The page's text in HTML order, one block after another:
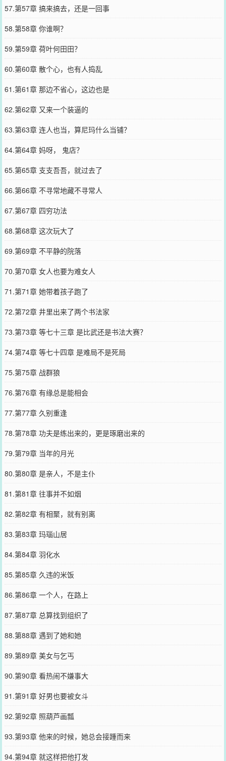
57.第57章 搞来搞去，还是一回事
58.第58章 你谁啊？
59.第59章 荷叶何田田？
60.第60章 散个心，也有人捣乱
61.第61章 那边不省心，这边也是
62.第62章 又来一个装逼的
63.第63章 连人也当，算尼玛什么当铺？
64.第64章 妈呀， 鬼店？
65.第65章 支支吾吾，就过去了
66.第66章 不寻常地藏不寻常人
67.第67章 四穷功法
68.第68章 这次玩大了
69.第69章 不平静的院落
70.第70章 女人也要为难女人
71.第71章 她带着孩子跑了
72.第72章 井里出来了两个书法家
73.第73章 等七十三章 是比武还是书法大赛？
74.第74章 等七十四章 是难局不是死局
75.第75章 战群狼
76.第76章 有缘总是能相会
77.第77章 久别重逢
78.第78章 功夫是练出来的，更是琢磨出来的
79.第79章 当年的月光
80.第80章 是亲人，不是主仆
81.第81章 往事并不如烟
82.第82章 有相聚，就有别离
83.第83章 玛瑙山居
84.第84章 羽化水
85.第85章 久违的米饭
86.第86章 一个人，在路上
87.第87章 总算找到组织了
88.第88章 遇到了她和她
89.第89章 美女与乞丐
90.第90章 看热闹不嫌事大
91.第91章 好男也要被女斗
92.第92章 照葫芦画瓢
93.第93章 他来的时候，她总会接踵而来
94.第94章 就这样把他打发